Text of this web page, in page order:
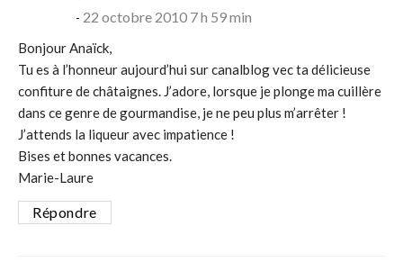
22 octobre 2010 7 h 59 min
Bonjour Anaïck,
Tu es à l’honneur aujourd’hui sur canalblog vec ta délicieuse
confiture de châtaignes. J’adore, lorsque je plonge ma cuillère
dans ce genre de gourmandise, je ne peu plus m’arrêter !
J’attends la liqueur avec impatience !
Bises et bonnes vacances.
Marie-Laure
Répondre